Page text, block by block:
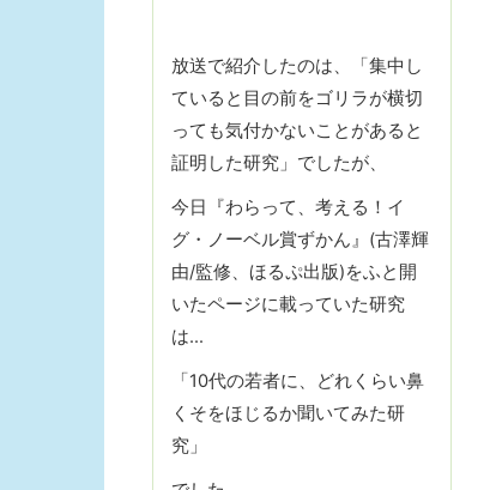
放送で紹介したのは、「集中し
ていると目の前をゴリラが横切
っても気付かないことがあると
証明した研究」でしたが、
今日『わらって、考える！イ
グ・ノーベル賞ずかん』(古澤輝
由/監修、ほるぷ出版)をふと開
いたページに載っていた研究
は…
「10代の若者に、どれくらい鼻
くそをほじるか聞いてみた研
究」